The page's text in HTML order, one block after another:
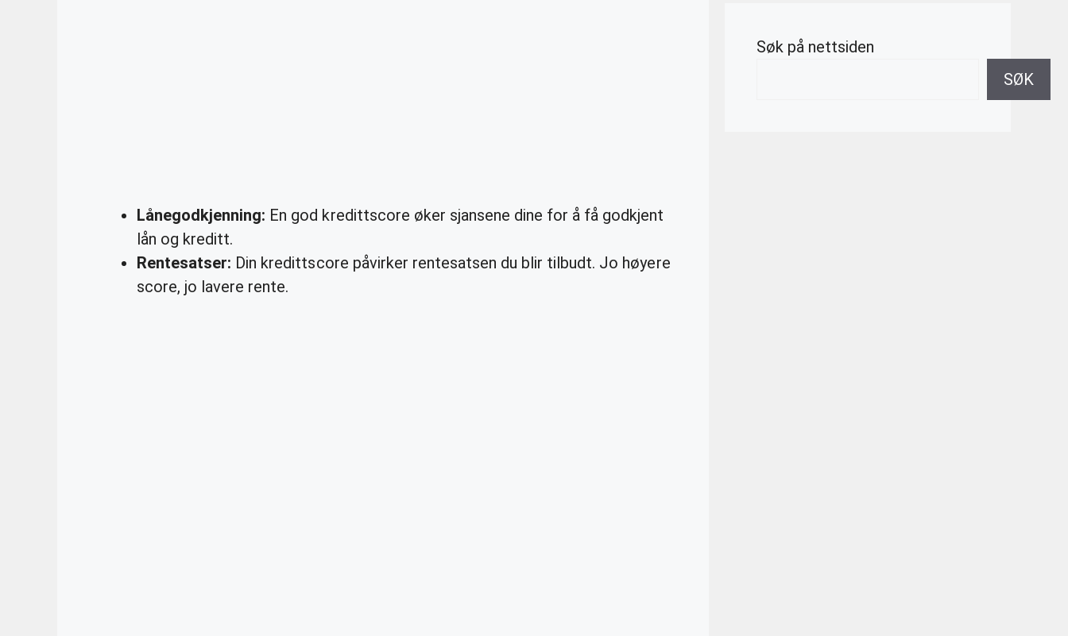
Lånegodkjenning: En god kredittscore øker sjansene dine for å få godkjent
lån og kreditt.
Rentesatser: Din kredittscore påvirker rentesatsen du blir tilbudt. Jo høyere
score, jo lavere rente.
Søk på nettsiden
SØK